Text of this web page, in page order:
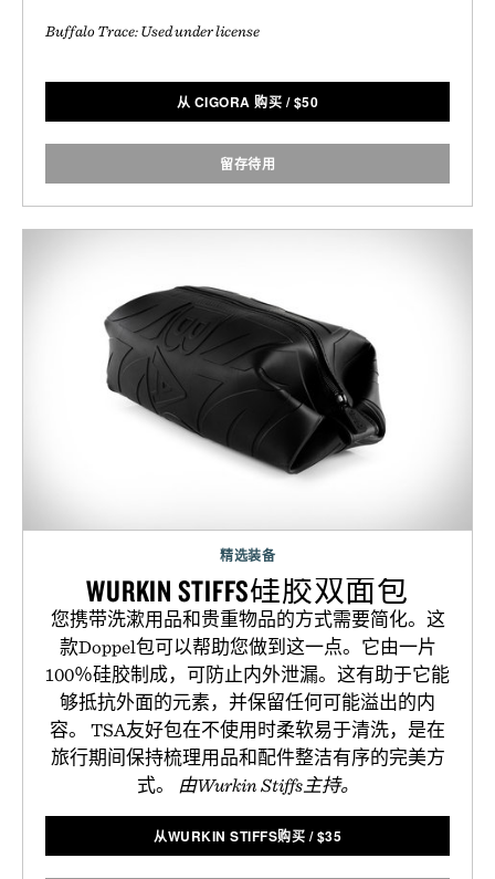
Buffalo Trace: Used under license
从 CIGORA 购买 /$50
留存待用
精选装备
WURKIN STIFFS硅胶双面包
您携带洗漱用品和贵重物品的方式需要简化。这
款Doppel包可以帮助您做到这一点。它由一片
100％硅胶制成，可防止内外泄漏。这有助于它能
够抵抗外面的元素，并保留任何可能溢出的内
容。 TSA友好包在不使用时柔软易于清洗，是在
旅行期间保持梳理用品和配件整洁有序的完美方
式。
由Wurkin Stiffs主持。
从WURKIN STIFFS购买 /$35